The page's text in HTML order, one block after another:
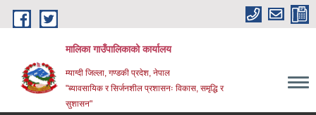
Skip to main content
मालिका गाउँपालिकाको कार्यालय
म्याग्दी जिल्ला, गण्डकी प्रदेश, नेपाल
"ब्यावसायिक र सिर्जनशील प्रशासनः विकास, समृद्धि र
सुशासन"